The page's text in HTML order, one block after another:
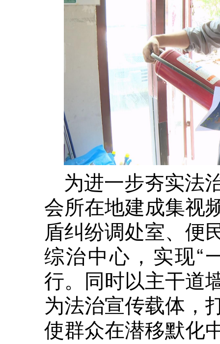
为进一步夯实法
会所在地建成集视
盾纠纷调处室、便
综治中心，实现“
行。同时以主干道
为法治宣传载体，
使群众在潜移默化